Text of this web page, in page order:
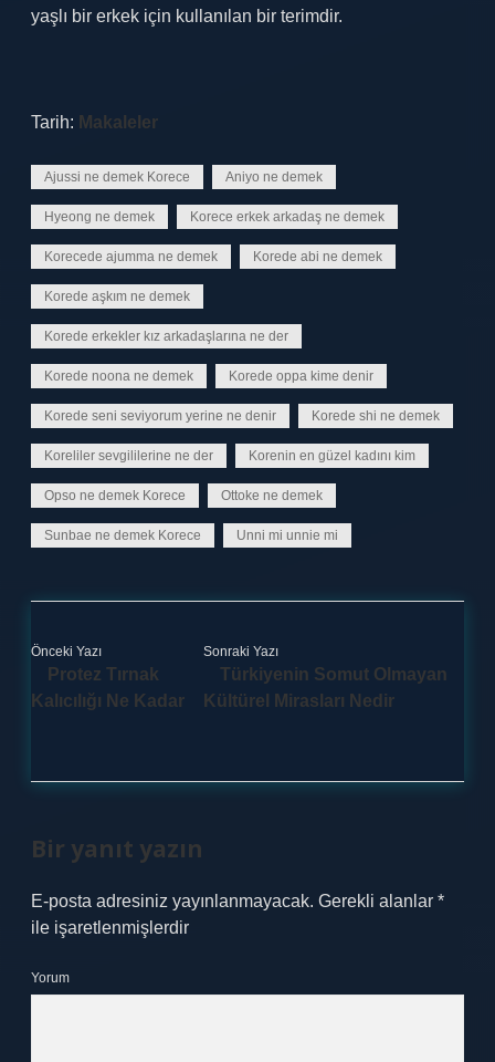
yaşlı bir erkek için kullanılan bir terimdir.
Tarih: Makaleler
Ajussi ne demek Korece Aniyo ne demek
Hyeong ne demek Korece erkek arkadaş ne demek
Korecede ajumma ne demek Korede abi ne demek
Korede aşkım ne demek
Korede erkekler kız arkadaşlarına ne der
Korede noona ne demek Korede oppa kime denir
Korede seni seviyorum yerine ne denir Korede shi ne demek
Koreliler sevgililerine ne der Korenin en güzel kadını kim
Opso ne demek Korece Ottoke ne demek
Sunbae ne demek Korece Unni mi unnie mi
Önceki Yazı
Protez Tırnak
Kalıcılığı Ne Kadar
Sonraki Yazı
Türkiyenin Somut Olmayan
Kültürel Mirasları Nedir
Bir yanıt yazın
E-posta adresiniz yayınlanmayacak. Gerekli alanlar *
ile işaretlenmişlerdir
Yorum